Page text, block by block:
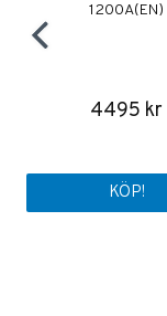
1200A(EN)
4495 kr
KÖP!